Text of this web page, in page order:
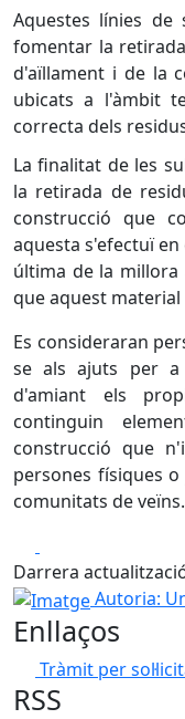
Aquestes línies de
fomentar la
d'aïllament i de la
ubicats a l'àmbit
correcta dels
La finalitat de les
la retirada de
construcció que
aquesta s'efectuï
última de la
que aquest
Es consideraran
se als ajuts per
d'amiant els
continguin
construcció que
persones físiques
comunitats de veïns.
Darrera
Imatge
Autoria:
Enllaços
Tràmit per
RSS